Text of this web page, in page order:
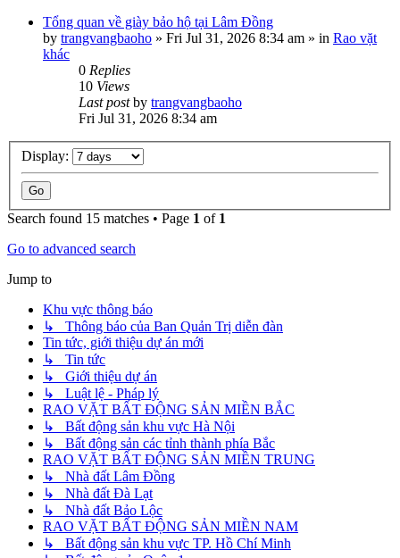
Tổng quan về giày bảo hộ tại Lâm Đồng
by trangvangbaoho » Fri Jul 31, 2026 8:34 am » in Rao vặt
khác
0 Replies
10 Views
Last postby trangvangbaoho
Fri Jul 31, 2026 8:34 am
Display:
Search found 15 matches • Page 1 of 1
Go to advanced search
Jump to
Khu vực thông báo
↳ Thông báo của Ban Quản Trị diễn đàn
Tin tức, giới thiệu dự án mới
↳ Tin tức
↳ Giới thiệu dự án
↳ Luật lệ - Pháp lý
RAO VẶT BẤT ĐỘNG SẢN MIỀN BẮC
↳ Bất động sản khu vực Hà Nội
↳ Bất động sản các tỉnh thành phía Bắc
RAO VẶT BẤT ĐỘNG SẢN MIỀN TRUNG
↳ Nhà đất Lâm Đồng
↳ Nhà đất Đà Lạt
↳ Nhà đất Bảo Lộc
RAO VẶT BẤT ĐỘNG SẢN MIỀN NAM
↳ Bất động sản khu vực TP. Hồ Chí Minh